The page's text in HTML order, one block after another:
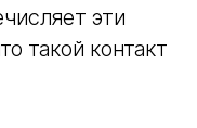
эти
такой контакт